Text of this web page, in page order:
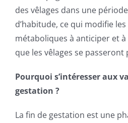
des vêlages dans une
d’habitude, ce qui modifie
métaboliques à anticiper et
que les vêlages se
Pourquoi s’intéresser aux
gestation ?
La fin de gestation est une